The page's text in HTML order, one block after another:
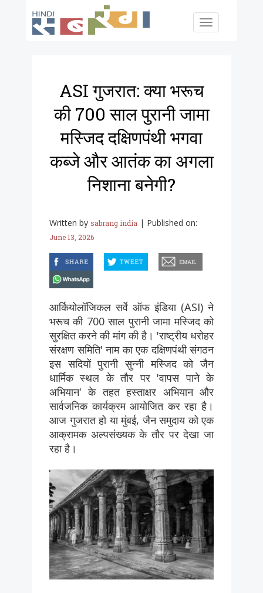
Toggle
ASI गुजरात: क्या भरूच
की 700 साल पुरानी जामा
मस्जिद दक्षिणपंथी भगवा
कब्जे और आतंक का अगला
निशाना बनेगी?
Written by sabrang india | Published on:
June 13, 2026
आर्कियोलॉजिकल सर्वे ऑफ इंडिया (ASI) ने
भरूच की 700 साल पुरानी जामा मस्जिद को
सुरक्षित करने की मांग की है। 'राष्ट्रीय धरोहर
संरक्षण समिति' नाम का एक दक्षिणपंथी संगठन
इस सदियों पुरानी सुन्नी मस्जिद को जैन
धार्मिक स्थल के तौर पर 'वापस पाने के
अभियान' के तहत हस्ताक्षर अभियान और
सार्वजनिक कार्यक्रम आयोजित कर रहा है।
आज गुजरात हो या मुंबई, जैन समुदाय को एक
आक्रामक अल्पसंख्यक के तौर पर देखा जा
रहा है।